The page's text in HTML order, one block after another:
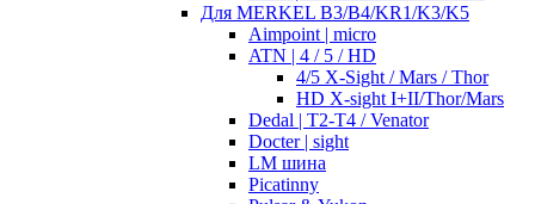
Для MERKEL B3/B4/KR1/K3/K5
Aimpoint | micro
ATN | 4 / 5 / HD
4/5 X-Sight / Mars / Thor
HD X-sight I+II/Thor/Mars
Dedal | T2-T4 / Venator
Docter | sight
LM шина
Picatinny